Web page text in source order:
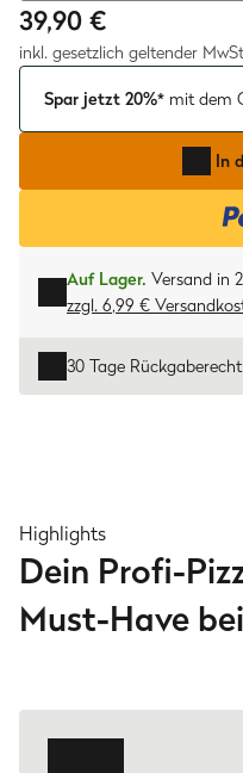
39,90 €
inkl. gesetzlich geltender
Spar jetzt 20%* mit dem
In
Auf Lager. Versand in
zzgl. 6,99 €
30 Tage Rückgaberecht
Highlights
Dein Profi-
Must-Have